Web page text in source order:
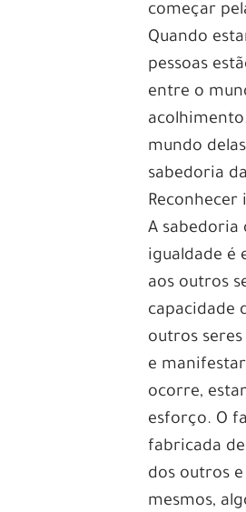
começar
Quando
pessoas
entre o
mundo
sabedoria
A sabedoria
igualdade é
aos outros
capacidade
outros
e
ocorre,
esforço. O
fabricada
dos outros
mesmos,